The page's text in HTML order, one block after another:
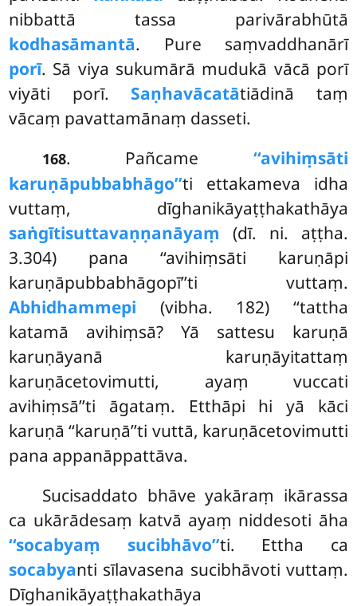
nibbattā tassa parivārabhūtā
kodhasāmantā. Pure saṃvaddhanārī
porī. Sā viya sukumārā mudukā vācā porī
viyāti porī. Saṇhavācatātiādinā taṃ
vācaṃ pavattamānaṃ dasseti.
168. Pañcame ‘‘avihiṃsāti
karuṇāpubbabhāgo’’ti ettakameva idha
vuttaṃ, dīghanikāyaṭṭhakathāya
saṅgītisuttavaṇṇanāyaṃ (dī. ni. aṭṭha.
3.304) pana ‘‘avihiṃsāti karuṇāpi
karuṇāpubbabhāgopī’’ti vuttaṃ.
Abhidhammepi (vibha. 182) ‘‘tattha
katamā avihiṃsā? Yā sattesu karuṇā
karuṇāyanā karuṇāyitattaṃ
karuṇācetovimutti, ayaṃ vuccati
avihiṃsā’’ti āgataṃ. Etthāpi hi yā kāci
karuṇā ‘‘karuṇā’’ti vuttā, karuṇācetovimutti
pana appanāppattāva.
Sucisaddato bhāve yakāraṃ ikārassa
ca ukārādesaṃ katvā ayaṃ niddesoti āha
‘‘socabyaṃ sucibhāvo’’ti. Ettha ca
socabyanti sīlavasena sucibhāvoti vuttaṃ.
Dīghanikāyaṭṭhakathāya